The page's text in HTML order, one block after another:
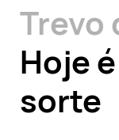
Trevo
Hoje
sorte